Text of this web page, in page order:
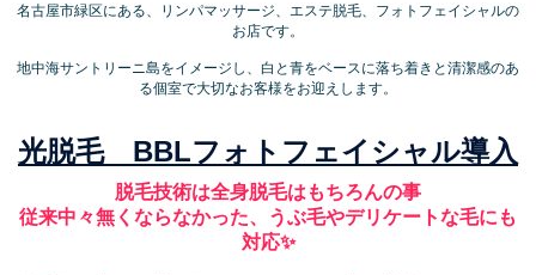
名古屋市緑区にある、リンパマッサージ、エステ脱毛、フォトフェイシャルの
お店です。
地中海サントリーニ島をイメージし、白と青をベースに落ち着きと清潔感のあ
る個室で大切なお客様をお迎えします。
光脱毛 BBLフォトフェイシャル導入
脱毛技術は全身脱毛はもちろんの事
従来中々無くならなかった、うぶ毛やデリケートな毛にも
対応✨